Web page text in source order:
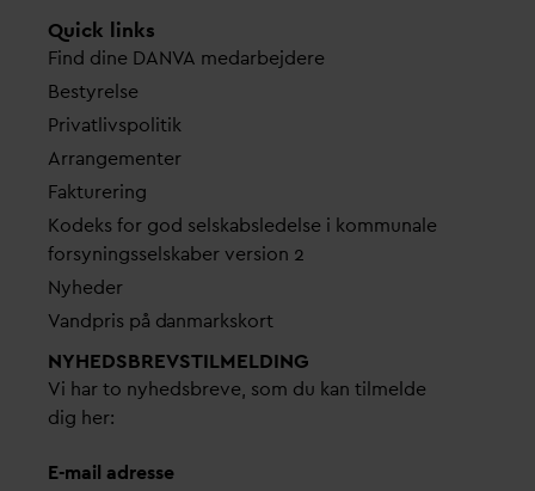
Quick links
Find dine DANVA medarbejdere
Bestyrelse
Privatlivspolitik
Arrangementer
Fakturering
Kodeks for god selskabsledelse i kommunale
forsyningsselskaber version 2
Nyheder
Vandpris på danmarkskort
NYHEDSBREVS­TILMELDING
Vi har to nyhedsbreve, som du kan tilmelde
dig her:
E-mail adresse